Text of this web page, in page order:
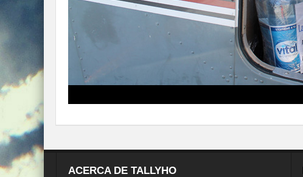
ACERCA DE TALLYHO